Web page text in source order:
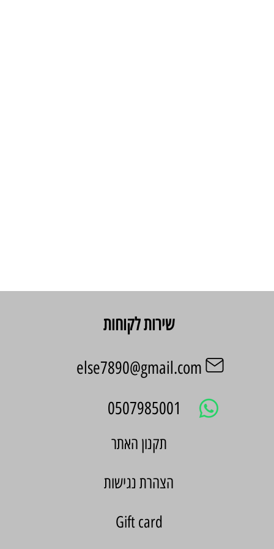
שירות לקוחות
else7890@gmail.com
0507985001
הצהרת נגישות
Gift card